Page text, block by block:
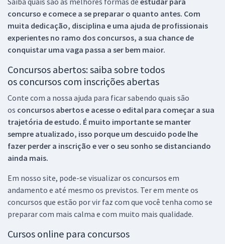
concurso e comece a se preparar o quanto antes. Com
muita dedicação, disciplina e uma ajuda de profissionais
experientes no ramo dos concursos, a sua chance de
conquistar uma vaga passa a ser bem maior.
Concursos abertos: saiba sobre todos
os concursos com inscrições abertas
Conte com a nossa ajuda para ficar sabendo quais são
os concursos abertos e acesse o edital para começar a sua
trajetória de estudo. É muito importante se manter
sempre atualizado, isso porque um descuido pode lhe
fazer perder a inscrição e ver o seu sonho se distanciando
ainda mais.
Em nosso site, pode-se visualizar os concursos em
andamento e até mesmo os previstos. Ter em mente os
concursos que estão por vir faz com que você tenha como se
preparar com mais calma e com muito mais qualidade.
Cursos online para concursos